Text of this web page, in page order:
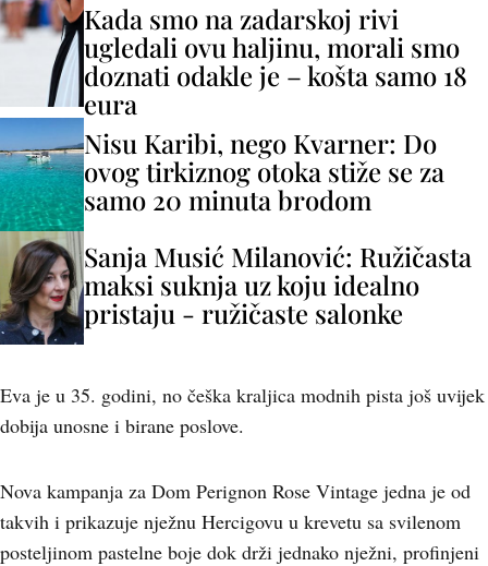
Kada smo na zadarskoj rivi
ugledali ovu haljinu, morali smo
doznati odakle je – košta samo 18
eura
Nisu Karibi, nego Kvarner: Do
ovog tirkiznog otoka stiže se za
samo 20 minuta brodom
Sanja Musić Milanović: Ružičasta
maksi suknja uz koju idealno
pristaju - ružičaste salonke
Eva je u 35. godini, no češka kraljica modnih pista još uvijek
dobija unosne i birane poslove.
Nova kampanja za Dom Perignon Rose Vintage jedna je od
takvih i prikazuje nježnu Hercigovu u krevetu sa svilenom
posteljinom pastelne boje dok drži jednako nježni, profinjeni